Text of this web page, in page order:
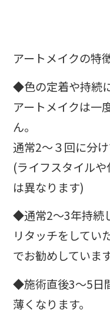
アートメイクの特
◆色の定着や持続
アートメイクは一
ん。
通常2〜３回に分け
(ライフスタイル
は異なります)
◆通常2〜3年持続
リタッチをしてい
でお勧めしています
◆施術直後3〜5日
薄くなります。